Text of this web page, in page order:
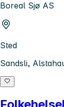
Boreal Sjø AS
Sted
Sandsli,